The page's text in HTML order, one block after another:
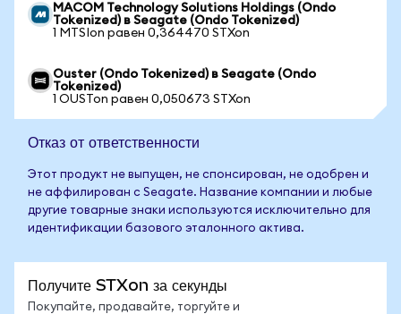
MACOM Technology Solutions Holdings (Ondo
Tokenized) в Seagate (Ondo Tokenized)
1 MTSIon равен 0,364470 STXon
Ouster (Ondo Tokenized) в Seagate (Ondo
Tokenized)
1 OUSTon равен 0,050673 STXon
Отказ от ответственности
Этот продукт не выпущен, не спонсирован, не одобрен и
не аффилирован с Seagate. Название компании и любые
другие товарные знаки используются исключительно для
идентификации базового эталонного актива.
Получите STXon за секунды
Покупайте, продавайте, торгуйте и